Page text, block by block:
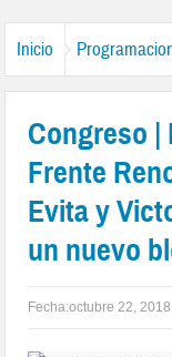
Inicio
Congreso |
Frente
Evita y
un nuevo
Fecha:octubre 22, 2018